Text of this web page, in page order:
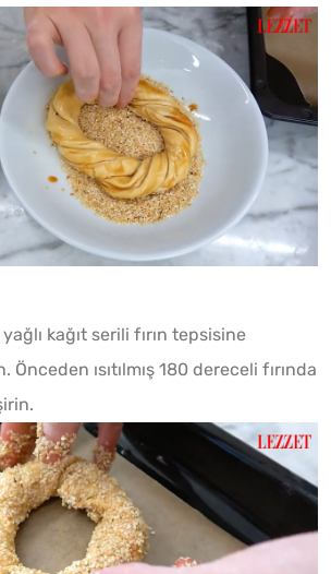
kağıt serili fırın tepsisine
Önceden ısıtılmış 180 dereceli fırında